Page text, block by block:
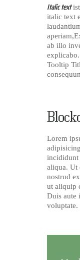
Italic text
italic text
ab illo
Tooltip
Lorem
incididunt
aliqua. Ut
nostrud
ut aliquip
Duis aute
voluptate.